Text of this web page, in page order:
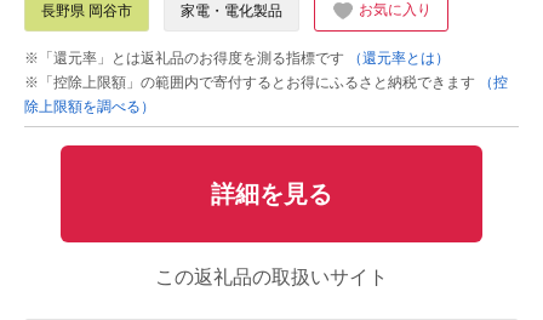
長野県 岡谷市 家電・電化製品 お気に入り
※「還元率」とは返礼品のお得度を測る指標です
（還元率とは）
※「控除上限額」の範囲内で寄付するとお得にふるさと納税できます
（控
除上限額を調べる）
詳細を見る
この返礼品の取扱いサイト